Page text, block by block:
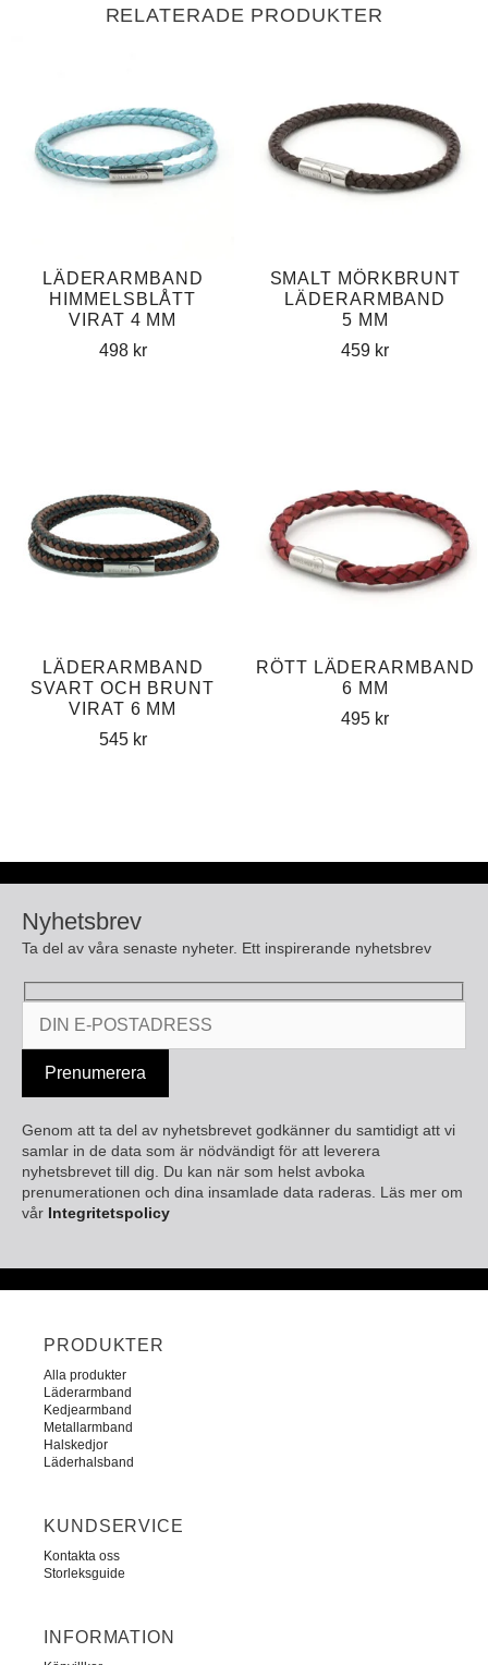
RELATERADE PRODUKTER
LÄDERARMBAND
HIMMELSBLÅTT
VIRAT 4 MM
498 kr
SMALT MÖRKBRUNT
LÄDERARMBAND
5 MM
459 kr
LÄDERARMBAND
SVART OCH BRUNT
VIRAT 6 MM
545 kr
RÖTT LÄDERARMBAND
6 MM
495 kr
Nyhetsbrev
Ta del av våra senaste nyheter. Ett inspirerande nyhetsbrev
Genom att ta del av nyhetsbrevet godkänner du samtidigt att vi
samlar in de data som är nödvändigt för att leverera
nyhetsbrevet till dig. Du kan när som helst avboka
prenumerationen och dina insamlade data raderas. Läs mer om
vår Integritetspolicy
PRODUKTER
Alla produkter
Läderarmband
Kedjearmband
Metallarmband
Halskedjor
Läderhalsband
KUNDSERVICE
Kontakta oss
Storleksguide
INFORMATION